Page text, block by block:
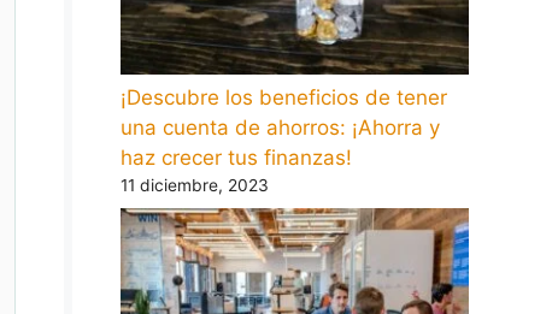
¡Descubre los beneficios de tener
una cuenta de ahorros: ¡Ahorra y
haz crecer tus finanzas!
11 diciembre, 2023